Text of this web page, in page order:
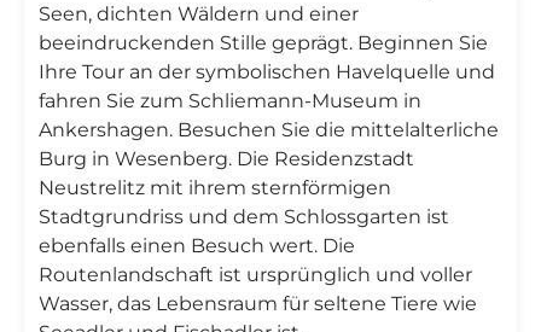
Seen, dichten Wäldern und einer
beeindruckenden Stille geprägt. Beginnen Sie
Ihre Tour an der symbolischen Havelquelle und
fahren Sie zum Schliemann-Museum in
Ankershagen. Besuchen Sie die mittelalterliche
Burg in Wesenberg. Die Residenzstadt
Neustrelitz mit ihrem sternförmigen
Stadtgrundriss und dem Schlossgarten ist
ebenfalls einen Besuch wert. Die
Routenlandschaft ist ursprünglich und voller
Wasser, das Lebensraum für seltene Tiere wie